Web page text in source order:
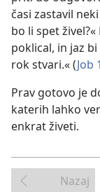
časi zastavil
bo li spet
poklical, in jaz
rok stvari.« (Job
Prav gotovo je
katerih lahko
enkrat živeti.
Nazaj